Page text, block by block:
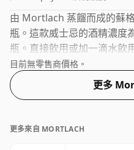
由 Mortlach 蒸餾而成的蘇
瓶。這款威士忌的酒精濃度
瓶。直接飲用或加一滴水飲
目前無零售商價格。
更多
更多來自 MORTLACH